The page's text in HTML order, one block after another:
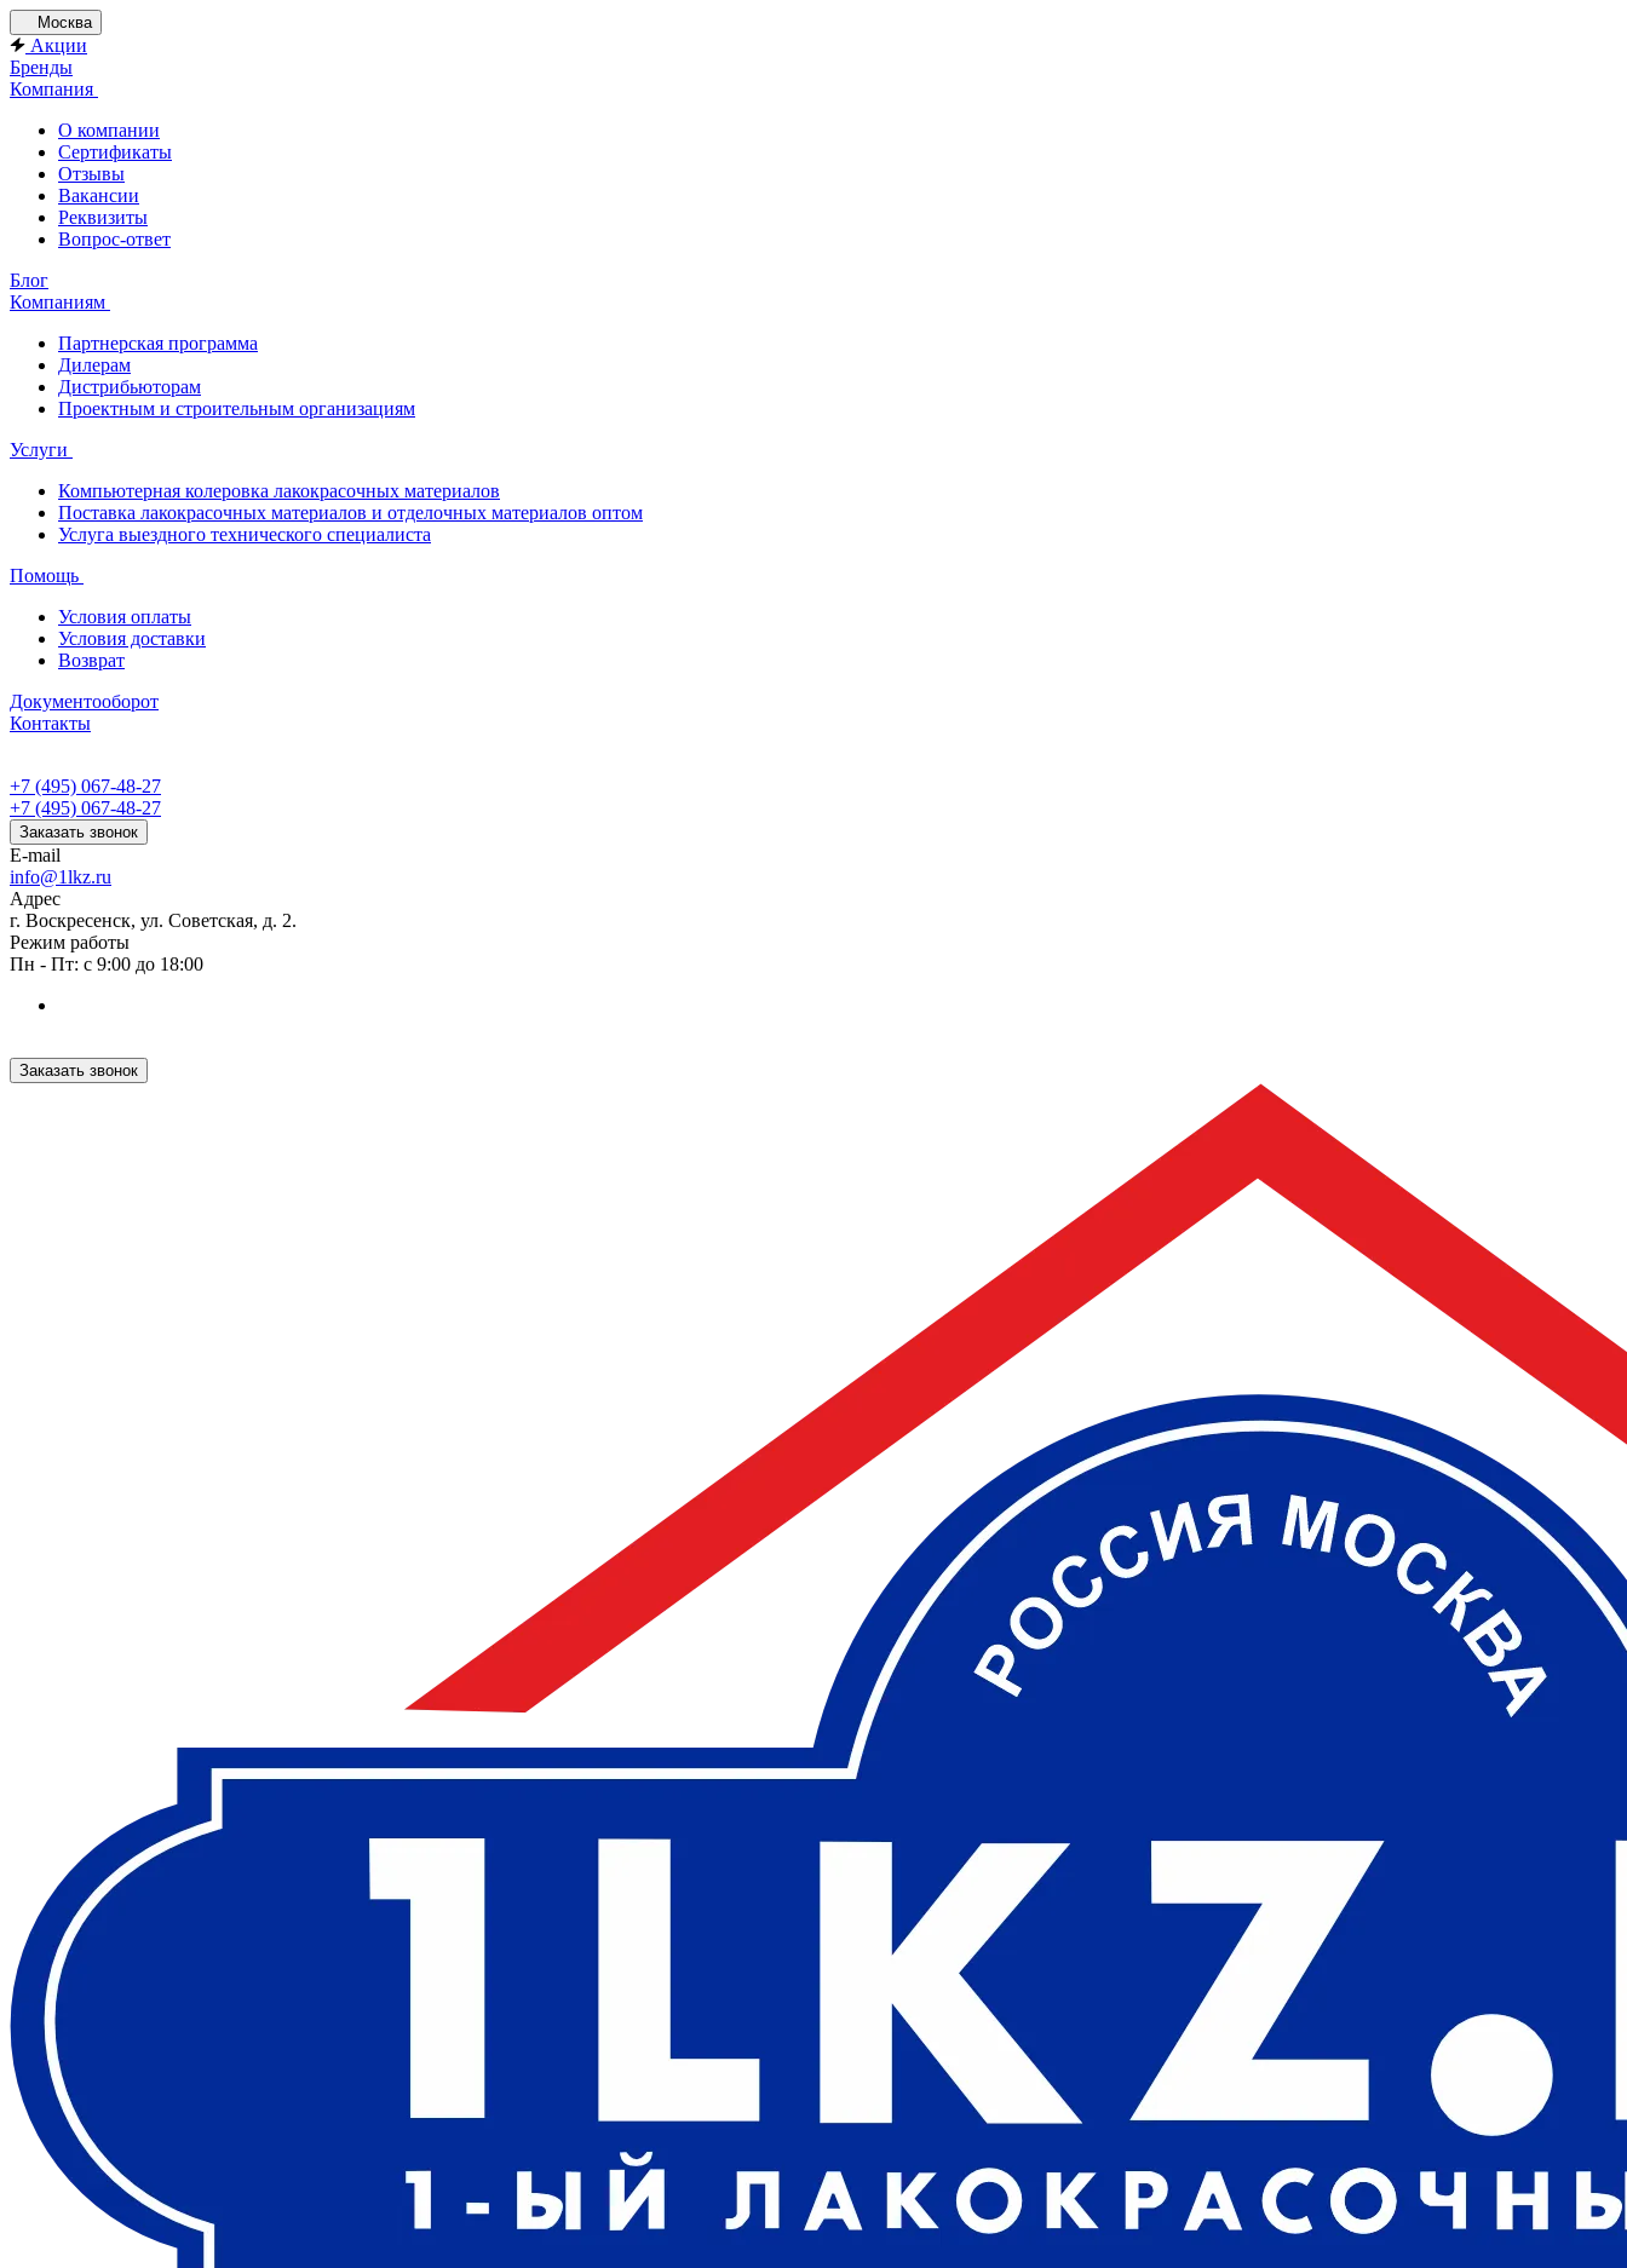
Москва
Акции
Бренды
Компания
О компании
Сертификаты
Отзывы
Вакансии
Реквизиты
Вопрос-ответ
Блог
Компаниям
Партнерская программа
Дилерам
Дистрибьюторам
Проектным и строительным организациям
Услуги
Компьютерная колеровка лакокрасочных материалов
Поставка лакокрасочных материалов и отделочных материалов оптом
Услуга выездного технического специалиста
Помощь
Условия оплаты
Условия доставки
Возврат
Документооборот
Контакты
+7 (495) 067-48-27
+7 (495) 067-48-27
Заказать звонок
E-mail
info@1lkz.ru
Адрес
г. Воскресенск, ул. Советская, д. 2.
Режим работы
Пн - Пт: с 9:00 до 18:00
Заказать звонок